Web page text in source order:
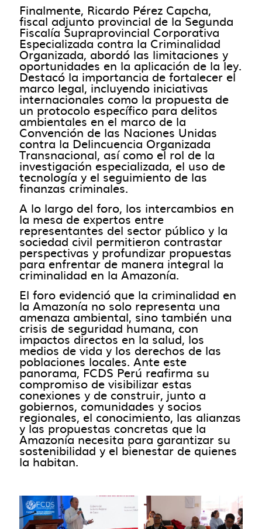
Finalmente, Ricardo Pérez Capcha,
fiscal adjunto provincial de la Segunda
Fiscalía Supraprovincial Corporativa
Especializada contra la Criminalidad
Organizada, abordó las limitaciones y
oportunidades en la aplicación de la ley.
Destacó la importancia de fortalecer el
marco legal, incluyendo iniciativas
internacionales como la propuesta de
un protocolo específico para delitos
ambientales en el marco de la
Convención de las Naciones Unidas
contra la Delincuencia Organizada
Transnacional, así como el rol de la
investigación especializada, el uso de
tecnología y el seguimiento de las
finanzas criminales.
A lo largo del foro, los intercambios en
la mesa de expertos entre
representantes del sector público y la
sociedad civil permitieron contrastar
perspectivas y profundizar propuestas
para enfrentar de manera integral la
criminalidad en la Amazonía.
El foro evidenció que la criminalidad en
la Amazonía no solo representa una
amenaza ambiental, sino también una
crisis de seguridad humana, con
impactos directos en la salud, los
medios de vida y los derechos de las
poblaciones locales. Ante este
panorama, FCDS Perú reafirma su
compromiso de visibilizar estas
conexiones y de construir, junto a
gobiernos, comunidades y socios
regionales, el conocimiento, las alianzas
y las propuestas concretas que la
Amazonía necesita para garantizar su
sostenibilidad y el bienestar de quienes
la habitan.